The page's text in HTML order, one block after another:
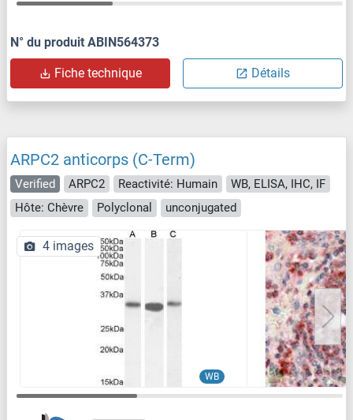
N° du produit ABIN564373
Fiche technique Détails
ARPC2 anticorps (C-Term)
Verified ARPC2 Reactivité: Humain
WB, ELISA, IHC, IF
Hôte: Chèvre
Polyclonal unconjugated
WB
4 images